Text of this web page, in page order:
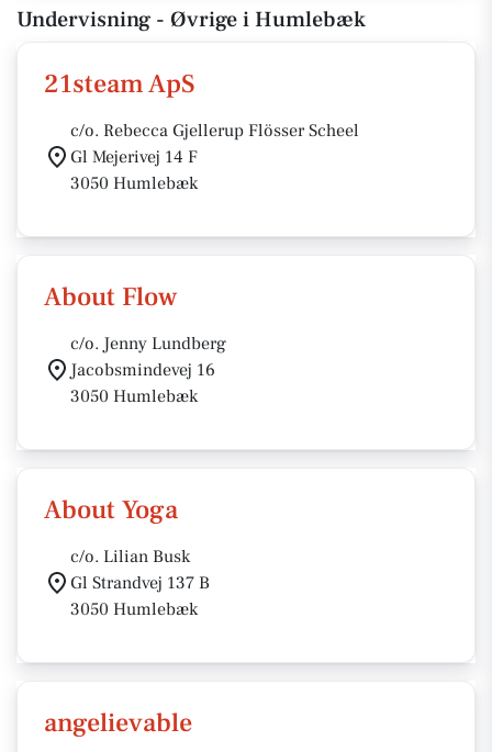
Undervisning - Øvrige i Humlebæk
21steam ApS
c/o. Rebecca Gjellerup Flösser Scheel
Gl Mejerivej 14 F
3050 Humlebæk
About Flow
c/o. Jenny Lundberg
Jacobsmindevej 16
3050 Humlebæk
About Yoga
c/o. Lilian Busk
Gl Strandvej 137 B
3050 Humlebæk
angelievable